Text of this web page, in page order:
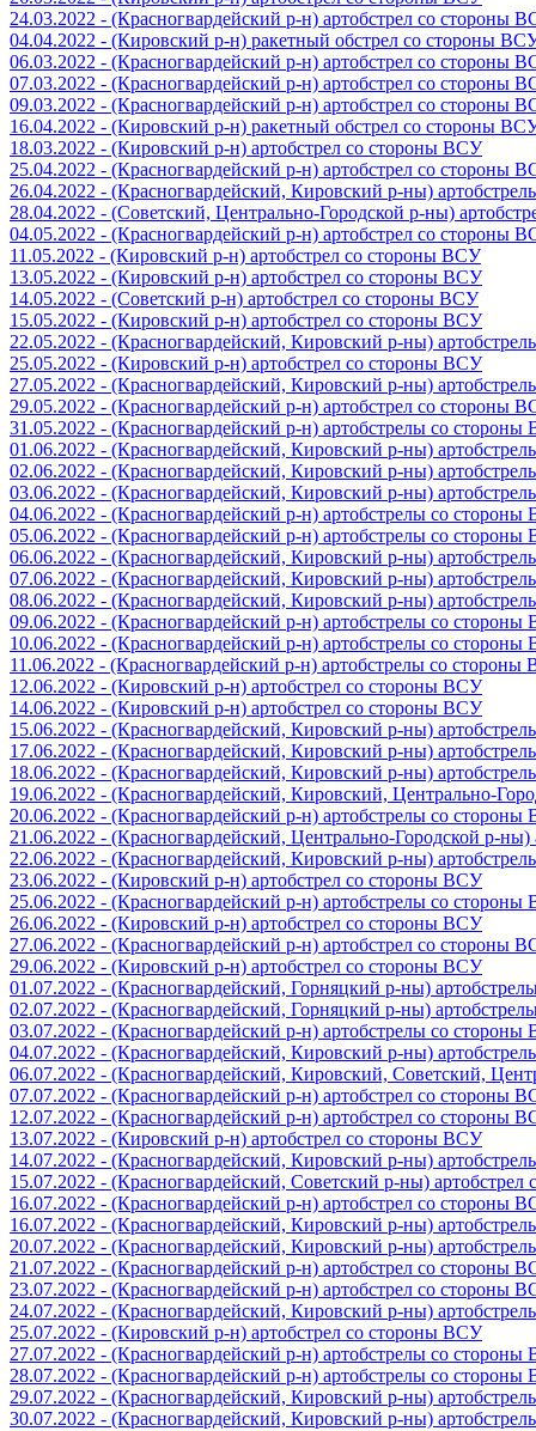
24.03.2022 - (Красногвардейский р-н) артобстрел со стороны
04.04.2022 - (Кировский р-н) ракетный обстрел со стороны
06.03.2022 - (Красногвардейский р-н) артобстрел со стороны
07.03.2022 - (Красногвардейский р-н) артобстрел со стороны
09.03.2022 - (Красногвардейский р-н) артобстрел со стороны
16.04.2022 - (Кировский р-н) ракетный обстрел со стороны
18.03.2022 - (Кировский р-н) артобстрел со стороны ВСУ
25.04.2022 - (Красногвардейский р-н) артобстрел со стороны
26.04.2022 - (Красногвардейский, Кировский р-ны)
28.04.2022 - (Советский, Центрально-Городской р-ны)
04.05.2022 - (Красногвардейский р-н) артобстрел со стороны
11.05.2022 - (Кировский р-н) артобстрел со стороны ВСУ
13.05.2022 - (Кировский р-н) артобстрел со стороны ВСУ
14.05.2022 - (Советский р-н) артобстрел со стороны ВСУ
15.05.2022 - (Кировский р-н) артобстрел со стороны ВСУ
22.05.2022 - (Красногвардейский, Кировский р-ны)
25.05.2022 - (Кировский р-н) артобстрел со стороны ВСУ
27.05.2022 - (Красногвардейский, Кировский р-ны)
29.05.2022 - (Красногвардейский р-н) артобстрел со стороны
31.05.2022 - (Красногвардейский р-н) артобстрелы со
01.06.2022 - (Красногвардейский, Кировский р-ны)
02.06.2022 - (Красногвардейский, Кировский р-ны)
03.06.2022 - (Красногвардейский, Кировский р-ны)
04.06.2022 - (Красногвардейский р-н) артобстрелы со
05.06.2022 - (Красногвардейский р-н) артобстрелы со
06.06.2022 - (Красногвардейский, Кировский р-ны)
07.06.2022 - (Красногвардейский, Кировский р-ны)
08.06.2022 - (Красногвардейский, Кировский р-ны)
09.06.2022 - (Красногвардейский р-н) артобстрелы со
10.06.2022 - (Красногвардейский р-н) артобстрелы со
11.06.2022 - (Красногвардейский р-н) артобстрелы со стороны
12.06.2022 - (Кировский р-н) артобстрел со стороны ВСУ
14.06.2022 - (Кировский р-н) артобстрел со стороны ВСУ
15.06.2022 - (Красногвардейский, Кировский р-ны)
17.06.2022 - (Красногвардейский, Кировский р-ны)
18.06.2022 - (Красногвардейский, Кировский р-ны)
19.06.2022 - (Красногвардейский, Кировский, Центрально-
20.06.2022 - (Красногвардейский р-н) артобстрелы со
21.06.2022 - (Красногвардейский, Центрально-Городской р-
22.06.2022 - (Красногвардейский, Кировский р-ны)
23.06.2022 - (Кировский р-н) артобстрел со стороны ВСУ
25.06.2022 - (Красногвардейский р-н) артобстрелы со
26.06.2022 - (Кировский р-н) артобстрел со стороны ВСУ
27.06.2022 - (Красногвардейский р-н) артобстрел со стороны
29.06.2022 - (Кировский р-н) артобстрел со стороны ВСУ
01.07.2022 - (Красногвардейский, Горняцкий р-ны)
02.07.2022 - (Красногвардейский, Горняцкий р-ны)
03.07.2022 - (Красногвардейский р-н) артобстрелы со
04.07.2022 - (Красногвардейский, Кировский р-ны)
06.07.2022 - (Красногвардейский, Кировский, Советский,
07.07.2022 - (Красногвардейский р-н) артобстрел со стороны
12.07.2022 - (Красногвардейский р-н) артобстрел со стороны
13.07.2022 - (Кировский р-н) артобстрел со стороны ВСУ
14.07.2022 - (Красногвардейский, Кировский р-ны)
15.07.2022 - (Красногвардейский, Советский р-ны)
16.07.2022 - (Красногвардейский р-н) артобстрел со стороны
16.07.2022 - (Красногвардейский, Кировский р-ны)
20.07.2022 - (Красногвардейский, Кировский р-ны)
21.07.2022 - (Красногвардейский р-н) артобстрел со стороны
23.07.2022 - (Красногвардейский р-н) артобстрел со стороны
24.07.2022 - (Красногвардейский, Кировский р-ны)
25.07.2022 - (Кировский р-н) артобстрел со стороны ВСУ
27.07.2022 - (Красногвардейский р-н) артобстрелы со
28.07.2022 - (Красногвардейский р-н) артобстрелы со
29.07.2022 - (Красногвардейский, Кировский р-ны)
30.07.2022 - (Красногвардейский, Кировский р-ны)